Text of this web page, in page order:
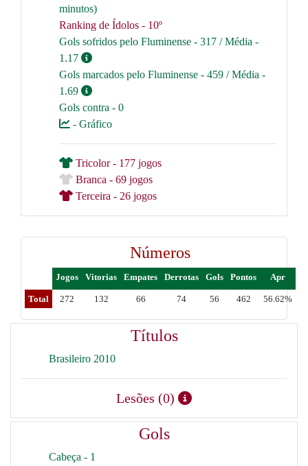
minutos)
Ranking de Ídolos - 10º
Gols sofridos pelo Fluminense - 317 / Média -
1.17
Gols marcados pelo Fluminense - 459 / Média -
1.69
Gols contra - 0
- Gráfico
Tricolor - 177 jogos
Branca - 69 jogos
Terceira - 26 jogos
Números
Jogos Vitorias Empates Derrotas Gols Pontos Apr
Total 272 132 66 74 56 462 56.62%
Títulos
Brasileiro 2010
Lesões (0)
Gols
Cabeça - 1